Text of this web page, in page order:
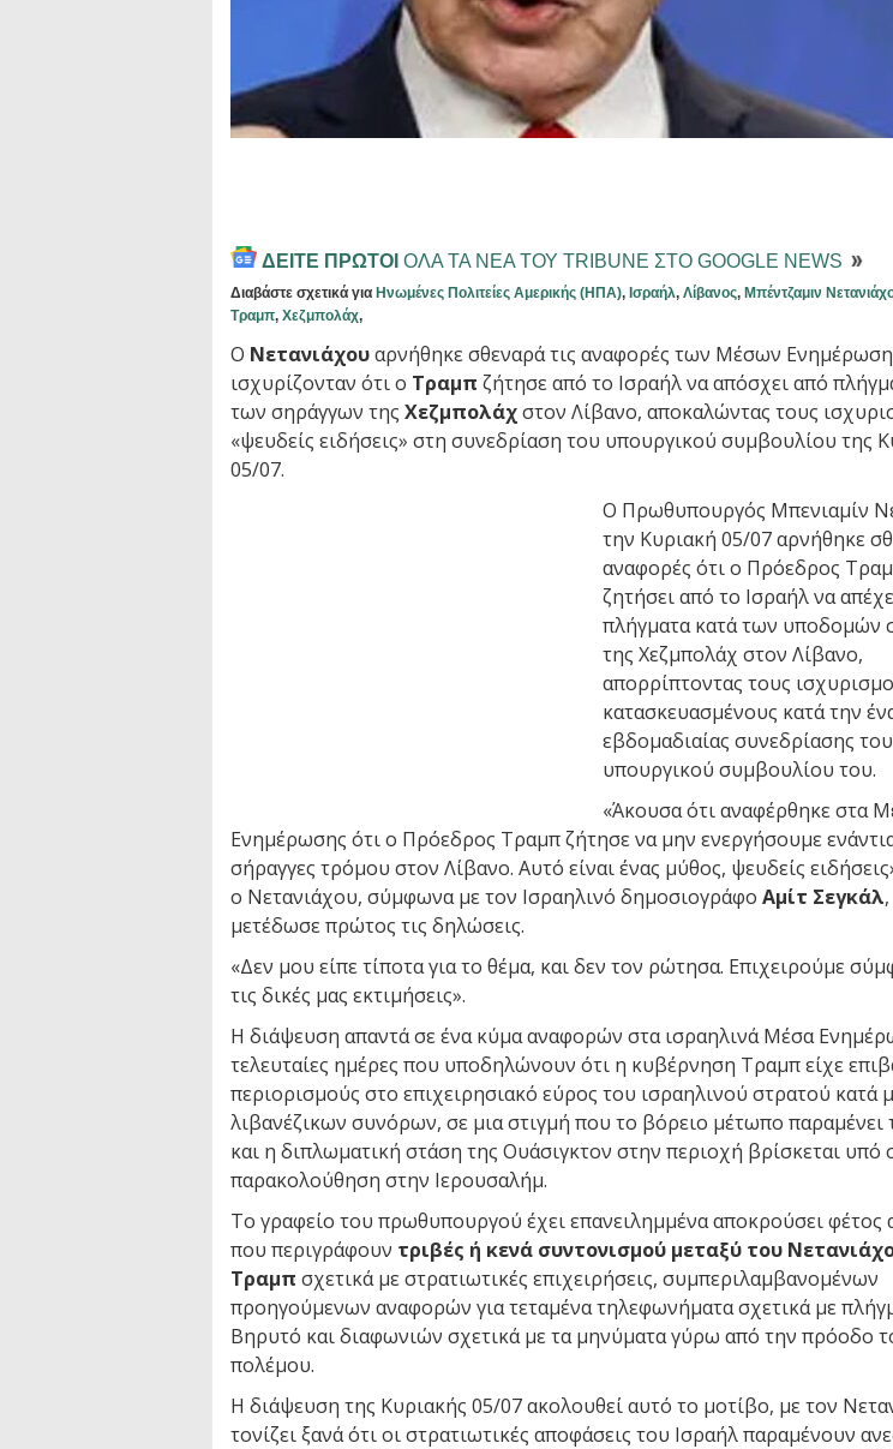
ΔΕΙΤΕ ΠΡΩΤΟΙ ΟΛΑ ΤΑ ΝΕΑ ΤΟΥ TRIBUNE ΣΤΟ GOOGLE NEWS
Διαβάστε σχετικά για Ηνωμένες Πολιτείες Αμερικής (ΗΠΑ), Ισραήλ, Λίβανος, Μπέντζαμιν
Τραμπ, Χεζμπολάχ,
Ο Νετανιάχουαρνήθηκε σθεναρά τις αναφορές των Μέσων
ισχυρίζονταν ότι ο Τραμπ ζήτησε από το Ισραήλ να απόσχει από
των σηράγγων της Χεζμπολάχστον Λίβανο, αποκαλώντας τους
«ψευδείς ειδήσεις» στη συνεδρίαση του υπουργικού συμβουλίου της
05/07.
Ο Πρωθυπουργός Μπενιαμίν
την Κυριακή 05/07 αρνήθηκε
αναφορές ότι ο Πρόεδρος
ζητήσει από το Ισραήλ να
πλήγματα κατά των υποδομών
της Χεζμπολάχ στον Λίβανο,
απορρίπτοντας τους
κατασκευασμένους κατά την
εβδομαδιαίας συνεδρίασης του
υπουργικού συμβουλίου του.
«Άκουσα ότι αναφέρθηκε στα
Ενημέρωσης ότι ο Πρόεδρος Τραμπ ζήτησε να μην ενεργήσουμε
σήραγγες τρόμου στον Λίβανο. Αυτό είναι ένας μύθος, ψευδείς
ο Νετανιάχου, σύμφωνα με τον Ισραηλινό δημοσιογράφο Αμίτ Σεγκάλ
μετέδωσε πρώτος τις δηλώσεις.
«Δεν μου είπε τίποτα για το θέμα, και δεν τον ρώτησα. Επιχειρούμε
τις δικές μας εκτιμήσεις».
Η διάψευση απαντά σε ένα κύμα αναφορών στα ισραηλινά Μέσα
τελευταίες ημέρες που υποδηλώνουν ότι η κυβέρνηση Τραμπ είχε
περιορισμούς στο επιχειρησιακό εύρος του ισραηλινού στρατού κατά
λιβανέζικων συνόρων, σε μια στιγμή που το βόρειο μέτωπο παραμένει
και η διπλωματική στάση της Ουάσιγκτον στην περιοχή βρίσκεται υπό
παρακολούθηση στην Ιερουσαλήμ.
Το γραφείο του πρωθυπουργού έχει επανειλημμένα αποκρούσει φέτος
που περιγράφουν τριβές ή κενά συντονισμού μεταξύ του
Τραμπ σχετικά με στρατιωτικές επιχειρήσεις, συμπεριλαμβανομένων
προηγούμενων αναφορών για τεταμένα τηλεφωνήματα σχετικά με
Βηρυτό και διαφωνιών σχετικά με τα μηνύματα γύρω από την πρόοδο
πολέμου.
Η διάψευση της Κυριακής 05/07 ακολουθεί αυτό το μοτίβο, με τον
τονίζει ξανά ότι οι στρατιωτικές αποφάσεις του Ισραήλ παραμένουν